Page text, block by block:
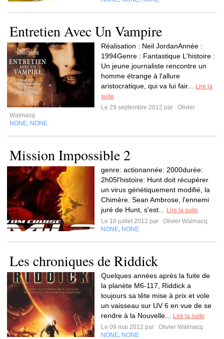
Entretien Avec Un Vampire
Réalisation : Neil JordanAnnée :
1994Genre : Fantastique L'histoire :
Un jeune journaliste rencontre un
homme étrange à l'allure
aristocratique, qui va lui fair...
Lire la
suite
Le 29 septembre 2012 par
Olivier
Walmacq
NONE NONE
Mission Impossible 2
genre: actionannée: 2000durée:
2h05l'histoire: Hunt doit récupérer
un virus génétiquement modifié, la
Chimère. Sean Ambrose, l'ennemi
juré de Hunt, s'est...
Lire la suite
Le 18 juillet 2012 par
Olivier Walmacq
NONE NONE
Les chroniques de Riddick
Quelques années après la fuite de
la planète M6-117, Riddick a
toujours sa tête mise à prix et vole
un vaisseau sur UV 6 en vue de se
rendre à la Nouvelle...
Lire la suite
Le 09 mai 2012 par
Olivier Walmacq
NONE NONE